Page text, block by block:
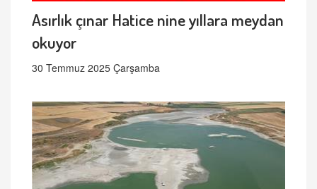
Asırlık çınar Hatice nine yıllara meydan
okuyor
30 Temmuz 2025 Çarşamba